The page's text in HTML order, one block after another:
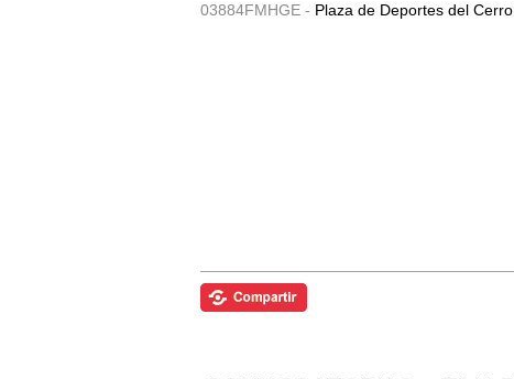
03884FMHGE - Plaza de Deportes del Cerro.